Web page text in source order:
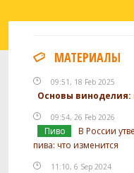
МАТЕРИАЛЫ
09:51, 18 Feb 2025
Основы виноделия:
09:54, 26 Feb 2026
Пиво
В России
пива: что изменится
11:10, 6 Sep 2024